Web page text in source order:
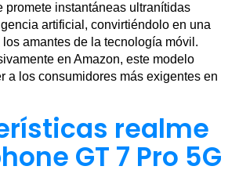
promete instantáneas ultranítidas
artificial, convirtiéndolo en una
amantes de la tecnología móvil.
en Amazon, este modelo
a los consumidores más exigentes en
realme
GT 7 Pro 5G